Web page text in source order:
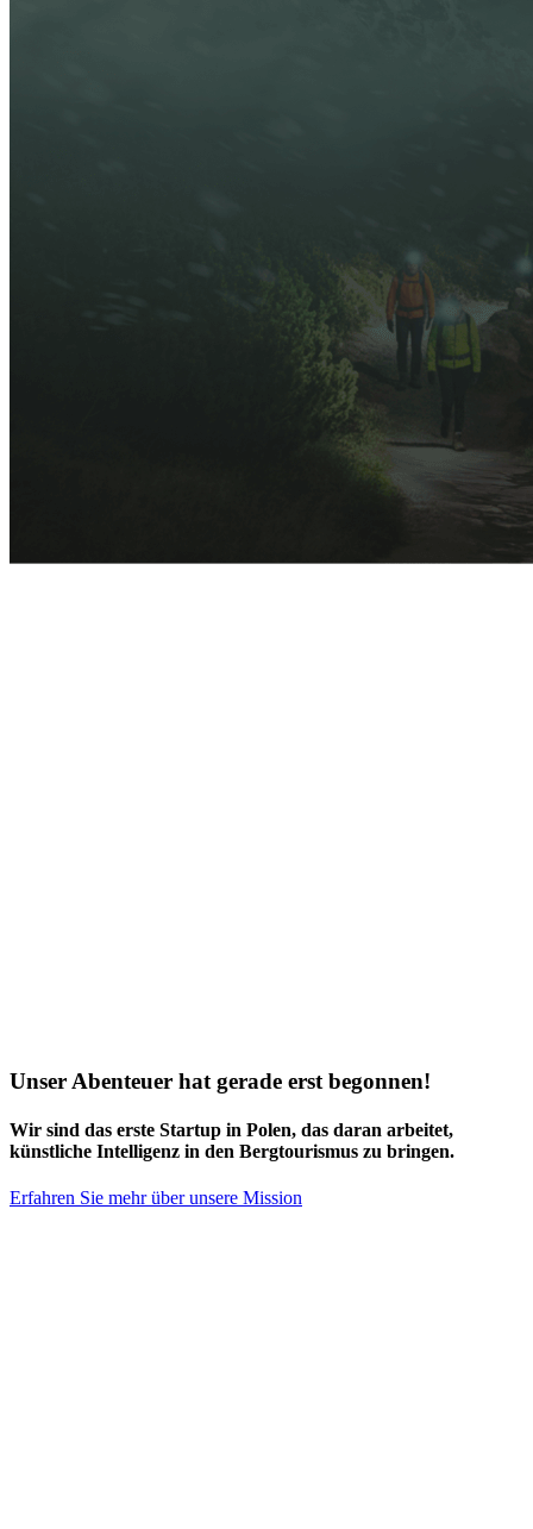
Unser Abenteuer hat gerade erst begonnen!
Wir sind das erste Startup in Polen, das daran arbeitet,
künstliche Intelligenz in den Bergtourismus zu bringen.
Erfahren Sie mehr über unsere Mission